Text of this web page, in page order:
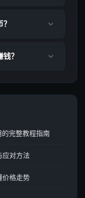
？
完整教程指南
应对方法
价格走势